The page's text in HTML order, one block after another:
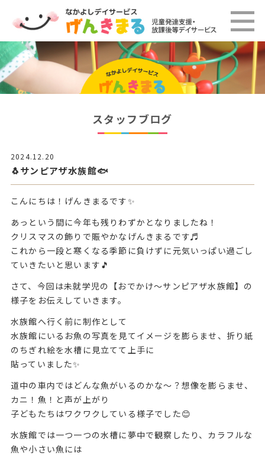
スタッフブログ
2024.12.20
🐧サンピアザ水族館🐟
こんにちは！げんきまるです✨
あっという間に今年も残りわずかとなりましたね！
クリスマスの飾りで賑やかなげんきまるです♬
これから一段と寒くなる季節に負けずに元気いっぱい過ごし
ていきたいと思います🎵
さて、今回は未就学児の【おでかけ～サンピアザ水族館】の
様子をお伝えしていきます。
水族館へ行く前に制作として
水族館にいるお魚の写真を見てイメージを膨らませ、折り紙
のちぎれ絵を水槽に見立てて上手に
貼っていました✨
道中の車内ではどんな魚がいるのかな～？想像を膨らませ、
カニ！魚！と声が上がり
子どもたちはワクワクしている様子でした😊
水族館では一つ一つの水槽に夢中で観察したり、カラフルな
魚や小さい魚には